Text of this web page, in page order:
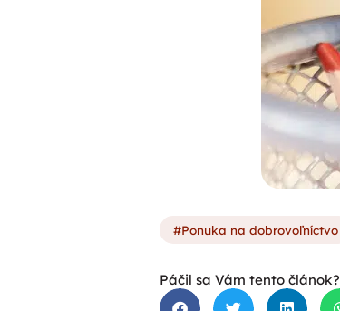
Ponuka na dobrovoľníctvo
Páčil sa Vám tento článok?